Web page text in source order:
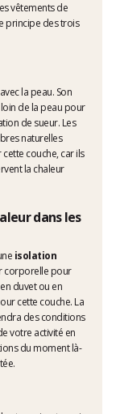
vêtements de
principe des trois
la peau. Son
de la peau pour
de sueur. Les
naturelles
couche, car ils
la chaleur
dans les
isolation
corporelle pour
duvet ou en
cette couche. La
des conditions
votre activité en
du moment là-